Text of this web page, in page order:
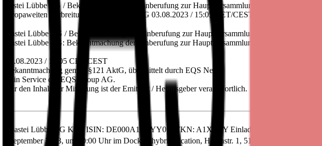
Bastei Lübbe AG / Bekanntmachung der Einberufung zur Hauptversammlung Bastei Lübbe
europaweiten Verbreitung gemäß §121 AktG 03.08.2023 / 15:05 CET/CEST Bekanntmachung
Bastei Lübbe AG / Bekanntmachung der Einberufung zur Hauptversammlung
Bastei Lübbe AG: Bekanntmachung der Einberufung zur Hauptversammlung am 13.09.2023
03.08.2023 / 15:05 CET/CEST
Bekanntmachung gemäß §121 AktG, übermittelt durch EQS News
- ein Service der EQS Group AG.
Für den Inhalt der Mitteilung ist der Emittent / Herausgeber verantwortlich.
Bastei Lübbe AG Köln ISIN: DE000A1X3YY0 / WKN: A1X3YY Einladung zur ordentlichen
September 2023, um 10:00 Uhr im Dock
- hybrid location, Hafenstr. 1, 51063 Köln,